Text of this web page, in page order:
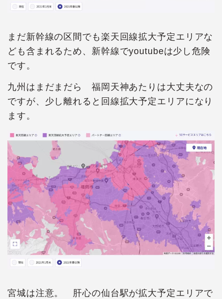
まだ新幹線の区間でも楽天回線拡大予定エリアな
ども含まれるため、新幹線でyoutubeは少し危険
です。
九州はまだまだら 福岡天神あたりは大丈夫なの
ですが、少し離れると回線拡大予定エリアになり
ます。
宮城は注意。 肝心の仙台駅が拡大予定エリアで